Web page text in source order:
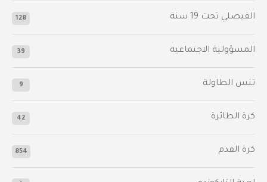
الفيصلي‬⁩ تحت 19 سنة 128
المسؤولية الاجتماعية 39
تنس الطاولة 9
كرة الطائرة 42
كرة القدم 854